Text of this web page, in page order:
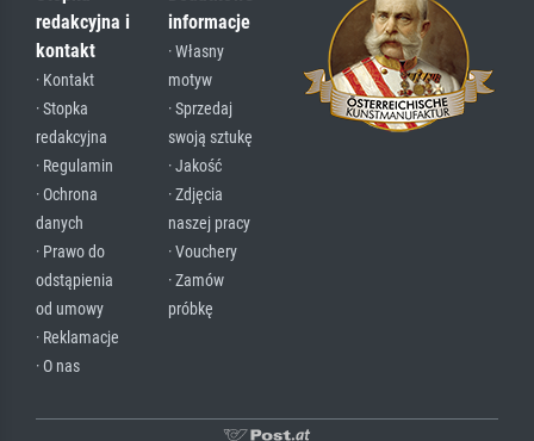
redakcyjna i
kontakt
· Kontakt
· Stopka
redakcyjna
· Regulamin
· Ochrona
danych
· Prawo do
odstąpienia
od umowy
· Reklamacje
· O nas
informacje
· Własny
motyw
· Sprzedaj
swoją sztukę
· Jakość
· Zdjęcia
naszej pracy
· Vouchery
· Zamów
próbkę